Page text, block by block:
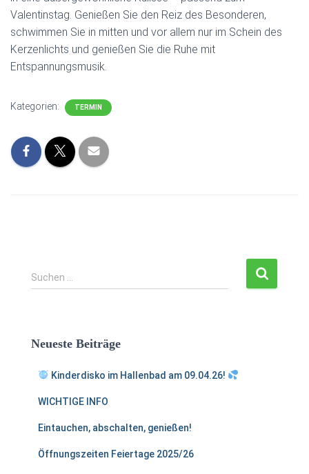
Valentinstag. Genießen Sie den Reiz des Besonderen,
schwimmen Sie in mitten und vor allem nur im Schein des
Kerzenlichts und genießen Sie die Ruhe mit
Entspannungsmusik.
Kategorien: TERMIN
S
u
n
Suchen …
Neueste Beiträge
Kinderdisko im Hallenbad am 09.04.26!
WICHTIGE INFO
Eintauchen, abschalten, genießen!
Öffnungszeiten Feiertage 2025/26